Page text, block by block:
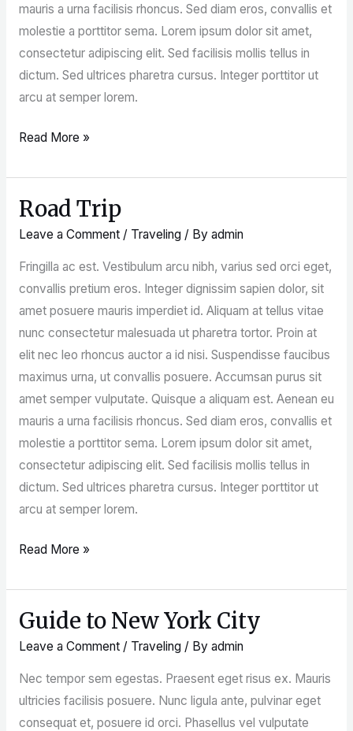
mauris a urna facilisis rhoncus. Sed diam eros, convallis et
molestie a porttitor sema. Lorem ipsum dolor sit amet,
consectetur adipiscing elit. Sed facilisis mollis tellus in
dictum. Sed ultrices pharetra cursus. Integer porttitor ut
arcu at semper lorem.
Read More »
Road Trip
Leave a Comment / Traveling / By admin
Fringilla ac est. Vestibulum arcu nibh, varius sed orci eget,
convallis pretium eros. Integer dignissim sapien dolor, sit
amet posuere mauris imperdiet id. Aliquam at tellus vitae
nunc consectetur malesuada ut pharetra tortor. Proin at
elit nec leo rhoncus auctor a id nisi. Suspendisse faucibus
maximus urna, ut convallis posuere. Accumsan purus sit
amet semper vulputate. Quisque a aliquam est. Aenean eu
mauris a urna facilisis rhoncus. Sed diam eros, convallis et
molestie a porttitor sema. Lorem ipsum dolor sit amet,
consectetur adipiscing elit. Sed facilisis mollis tellus in
dictum. Sed ultrices pharetra cursus. Integer porttitor ut
arcu at semper lorem.
Road
Trip
Read More »
Guide to New York City
Leave a Comment / Traveling / By admin
Nec tempor sem egestas. Praesent eget risus ex. Mauris
ultricies facilisis posuere. Nunc ligula ante, pulvinar eget
consequat et, posuere id orci. Phasellus vel vulputate
Guide
to
York
City